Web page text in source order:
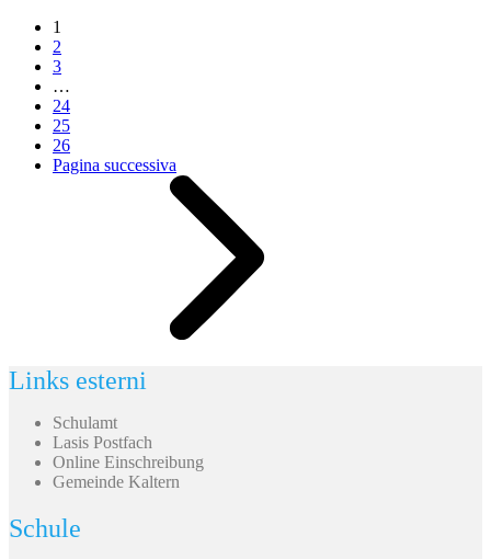
1
2
3
…
24
25
26
Pagina successiva
Links esterni
Schulamt
Lasis Postfach
Online Einschreibung
Gemeinde Kaltern
Schule